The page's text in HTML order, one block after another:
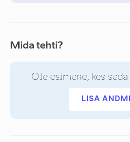
Mida tehti?
Ole esimene, kes
LISA